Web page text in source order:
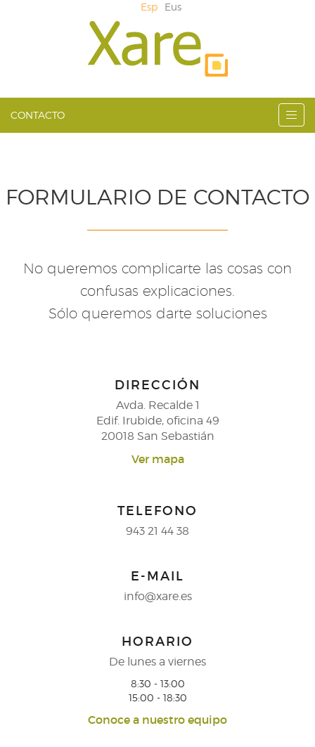
Esp Eus
CONTACTO
FORMULARIO DE CONTACTO
No queremos complicarte las cosas con
confusas explicaciones.
Sólo queremos darte soluciones
DIRECCIÓN
Avda. Recalde 1
Edif. Irubide, oficina 49
20018 San Sebastián
Ver mapa
TELEFONO
943 21 44 38
E-MAIL
info@xare.es
HORARIO
De lunes a viernes
8:30 - 13:00
15:00 - 18:30
Conoce a nuestro equipo